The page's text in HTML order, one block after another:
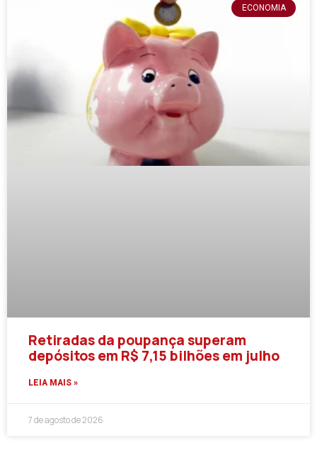
ECONOMIA
Retiradas da poupança superam
depósitos em R$ 7,15 bilhões em julho
LEIA MAIS »
7 de agosto de 2026